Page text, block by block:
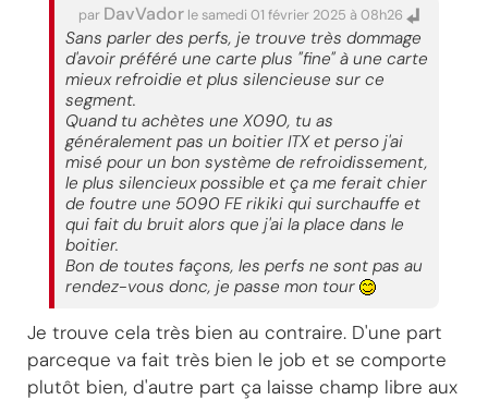
par DavVador le samedi 01 février 2025 à 08h26
Sans parler des perfs, je trouve très dommage
d'avoir préféré une carte plus "fine" à une carte
mieux refroidie et plus silencieuse sur ce
segment.
Quand tu achètes une X090, tu as
généralement pas un boitier ITX et perso j'ai
misé pour un bon système de refroidissement,
le plus silencieux possible et ça me ferait chier
de foutre une 5090 FE rikiki qui surchauffe et
qui fait du bruit alors que j'ai la place dans le
boitier.
Bon de toutes façons, les perfs ne sont pas au
rendez-vous donc, je passe mon tour
Je trouve cela très bien au contraire. D'une part
parceque va fait très bien le job et se comporte
plutôt bien, d'autre part ça laisse champ libre aux